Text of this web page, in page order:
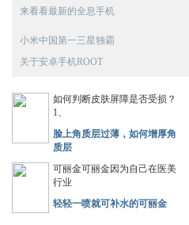
来看看最新的全息手机
小米中国第一三星独霸
关于安卓手机ROOT
如何判断皮肤屏障是否受损？
1、
脸上角质层过薄，如何增厚角
质层
可丽金可丽金因为自己在医美
行业
轻轻一喷就可补水的可丽金